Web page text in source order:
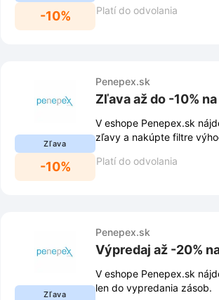
-10%
Platí do odvolania
Zľava
-10%
Penepex.sk
Zľava až do -10%
V eshope Penepex.sk
zľavy a nakúpte filtre
Platí do odvolania
Zľava
Penepex.sk
Výpredaj až -20%
V eshope Penepex.sk
len do vypredania zásob.